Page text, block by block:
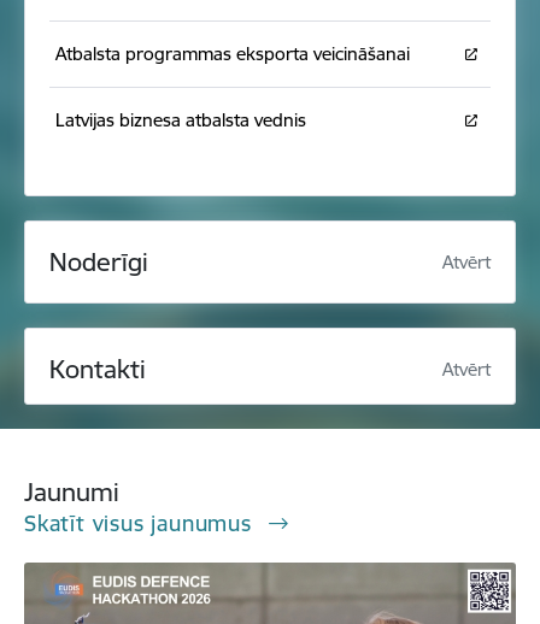
Atbalsta programmas eksporta veicināšanai
Latvijas biznesa atbalsta vednis
Noderīgi Atvērt
Kontakti Atvērt
Jaunumi
Skatīt visus jaunumus